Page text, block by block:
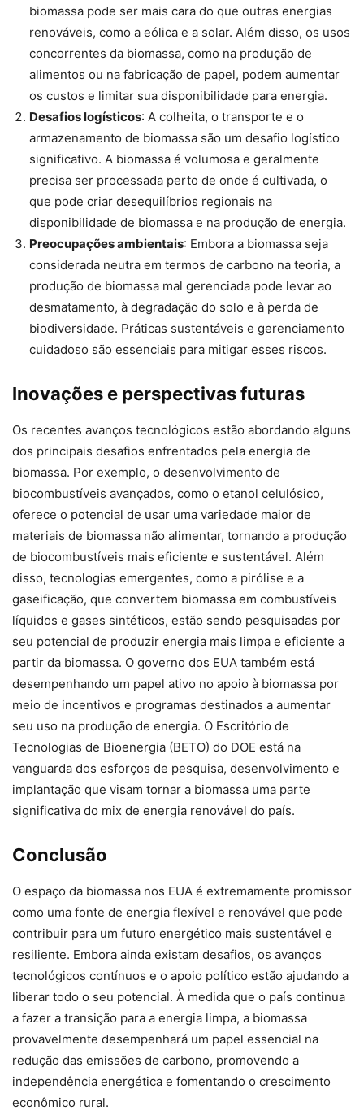
biomassa pode ser mais cara do que outras energias
renováveis, como a eólica e a solar. Além disso, os usos
concorrentes da biomassa, como na produção de
alimentos ou na fabricação de papel, podem aumentar
os custos e limitar sua disponibilidade para energia.
Desafios logísticos: A colheita, o transporte e o
armazenamento de biomassa são um desafio logístico
significativo. A biomassa é volumosa e geralmente
precisa ser processada perto de onde é cultivada, o
que pode criar desequilíbrios regionais na
disponibilidade de biomassa e na produção de energia.
Preocupações ambientais: Embora a biomassa seja
considerada neutra em termos de carbono na teoria, a
produção de biomassa mal gerenciada pode levar ao
desmatamento, à degradação do solo e à perda de
biodiversidade. Práticas sustentáveis e gerenciamento
cuidadoso são essenciais para mitigar esses riscos.
Inovações e perspectivas futuras
Os recentes avanços tecnológicos estão abordando alguns
dos principais desafios enfrentados pela energia de
biomassa. Por exemplo, o desenvolvimento de
biocombustíveis avançados, como o etanol celulósico,
oferece o potencial de usar uma variedade maior de
materiais de biomassa não alimentar, tornando a produção
de biocombustíveis mais eficiente e sustentável. Além
disso, tecnologias emergentes, como a pirólise e a
gaseificação, que convertem biomassa em combustíveis
líquidos e gases sintéticos, estão sendo pesquisadas por
seu potencial de produzir energia mais limpa e eficiente a
partir da biomassa. O governo dos EUA também está
desempenhando um papel ativo no apoio à biomassa por
meio de incentivos e programas destinados a aumentar
seu uso na produção de energia. O Escritório de
Tecnologias de Bioenergia (BETO) do DOE está na
vanguarda dos esforços de pesquisa, desenvolvimento e
implantação que visam tornar a biomassa uma parte
significativa do mix de energia renovável do país.
Conclusão
O espaço da biomassa nos EUA é extremamente promissor
como uma fonte de energia flexível e renovável que pode
contribuir para um futuro energético mais sustentável e
resiliente. Embora ainda existam desafios, os avanços
tecnológicos contínuos e o apoio político estão ajudando a
liberar todo o seu potencial. À medida que o país continua
a fazer a transição para a energia limpa, a biomassa
provavelmente desempenhará um papel essencial na
redução das emissões de carbono, promovendo a
independência energética e fomentando o crescimento
econômico rural.